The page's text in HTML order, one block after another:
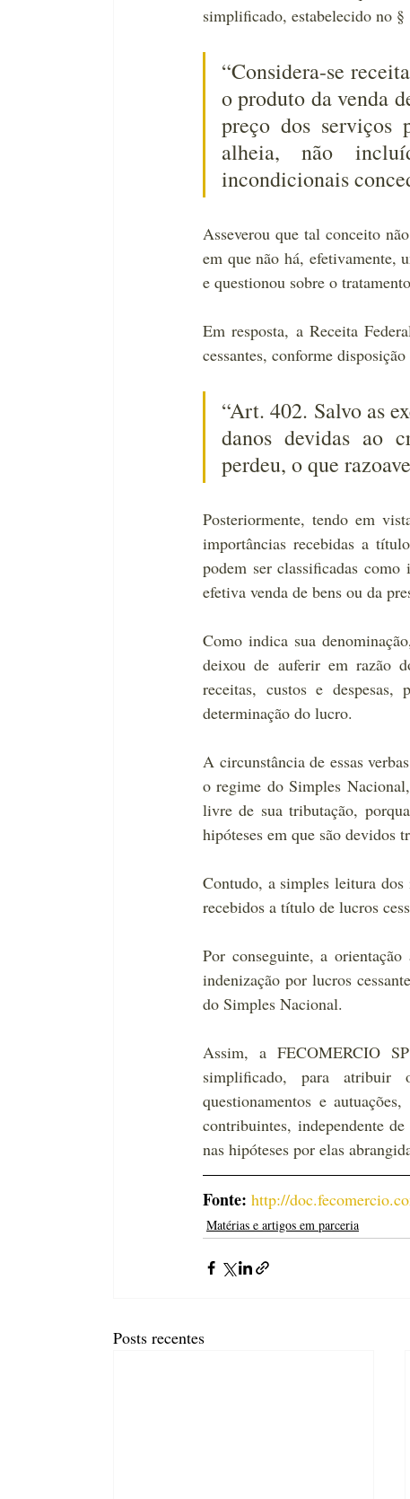
simplificado, estabelecido no §
“Considera-se
o produto da venda
preço dos serviços
alheia, não
incondicionais
Asseverou que tal conceito
em que não há, efetivamente,
e questionou sobre o
Em resposta, a Receita
cessantes, conforme
“Art. 402. Salvo as
danos devidas ao
perdeu, o que
Posteriormente, tendo em
importâncias recebidas a
podem ser classificadas
efetiva venda de bens ou da
Como indica sua
deixou de auferir em razão
receitas, custos e
determinação do lucro.
A circunstância de essas
o regime do Simples
livre de sua tributação,
hipóteses em que são devidos
Contudo, a simples leitura
recebidos a título de lucros
Por conseguinte, a
indenização por lucros
do Simples Nacional.
Assim, a FECOMERCIO
simplificado, para atribuir
questionamentos e
contribuintes, independente
nas hipóteses por elas
Fonte: http://
Matérias e artigos em parceria
Posts recentes